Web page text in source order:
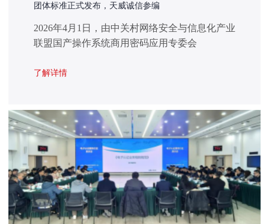
团体标准正式发布，天威诚信参编
2026年4月1日，由中关村网络安全与信息化产业
联盟国产操作系统商用密码应用专委会
码应用团体标准正式发布，实现了我国该领域的
了解详情